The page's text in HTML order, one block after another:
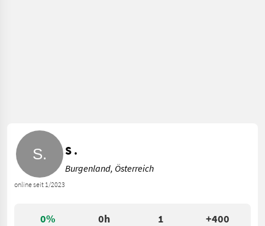
0% 0h 1 +400
online seit 1/2023
S .
Burgenland, Österreich